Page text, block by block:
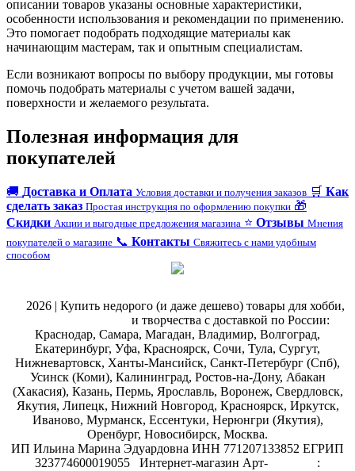
описании товаров указаны основные характеристики,
особенности использования и рекомендации по применению.
Это помогает подобрать подходящие материалы как
начинающим мастерам, так и опытным специалистам.
Если возникают вопросы по выбору продукции, мы готовы
помочь подобрать материалы с учетом вашей задачи,
поверхности и желаемого результата.
Полезная информация для
покупателей
🚚 Доставка и Оплата Условия доставки и получения заказов 🛒 Как
сделать заказ Простая инструкция по оформлению покупки 🎁
Скидки Акции и выгодные предложения магазина ⭐ Отзывы Мнения
покупателей о магазине 📞 Контакты Свяжитесь с нами удобным
способом
2026 | Купить недорого (и даже дешево) товары для хобби,
и творчества с доставкой по России:
Краснодар, Самара, Магадан, Владимир, Волгоград,
Екатеринбург, Уфа, Красноярск, Сочи, Тула, Сургут,
Нижневартовск, Ханты-Мансийск, Санкт-Петербург (Спб),
Усинск (Коми), Калининград, Ростов-на-Дону, Абакан
(Хакасия), Казань, Пермь, Ярославль, Воронеж, Свердловск,
Якутия, Липецк, Нижний Новгород, Красноярск, Иркутск,
Иваново, Мурманск, Ессентуки, Нерюнгри (Якутия),
Оренбург, Новосибирск, Москва.
ИП Ильина Марина Эдуардовна ИНН 771207133852 ЕГРИП
323774600019055
Интернет-магазин Арт-
: